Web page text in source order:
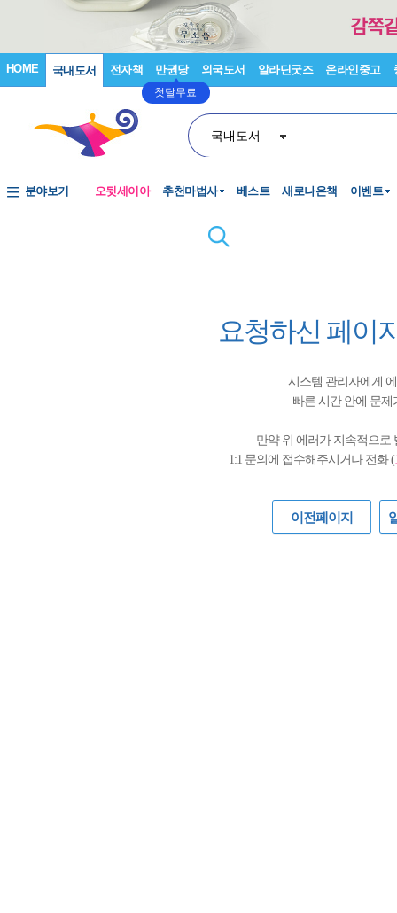
HOME 국내도서 전자책 만권당
첫달무료
외국도서 알라딘굿즈 온라인중고
국내도서
분야보기 오뒷세이아 추천마법사 베스트 새로나온책 이벤트
요청하신 페이
시스템 관리자에게
빠른 시간 안에 문
만약 위 에러가 지속적으로
1:1 문의에 접수해주시거나 전화 (
이전페이지